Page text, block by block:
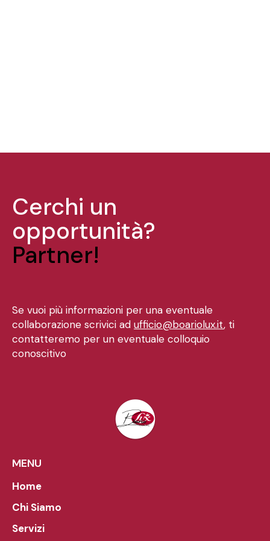
Cerchi un
opportunità?
Partner!
Se vuoi più informazioni per una eventuale
collaborazione scrivici ad ufficio@boariolux.it, ti
contatteremo per un eventuale colloquio
conoscitivo
MENU
Home
Chi Siamo
Servizi